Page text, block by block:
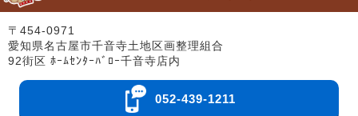
〒454‐0971
愛知県名古屋市千音寺土地区画整理組合
92街区 ﾎｰﾑｾﾝﾀｰﾊﾞﾛｰ千音寺店内
052-439-1211